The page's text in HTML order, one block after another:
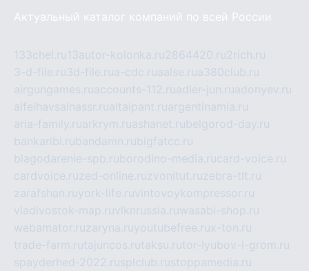
Актуальный каталог компаний по всей России
133chel.ru13autor-kolonka.ru2864420.ru2rich.ru
3-d-file.ru3d-file.rua-cdc.ruaalse.rua380club.ru
airgungames.ruaccounts-112.ruadler-jun.ruadonyev.ru
alfeihavsalnassr.rualtaipant.ruargentinamia.ru
aria-family.ruarkrym.ruashanet.rubelgorod-day.ru
bankaribi.rubandamn.rubigfatcc.ru
blagodarenie-spb.ruborodino-media.rucard-voice.ru
cardvoice.ruzed-online.ruzvonitut.ruzebra-tlt.ru
zarafshan.ruyork-life.ruvintovoykompressor.ru
vladivostok-map.ruvlknrussia.ruwasabi-shop.ru
webamator.ruzaryna.ruyoutubefree.rux-ton.ru
trade-farm.rutajuncos.rutaksu.rutor-lyubov-i-grom.ru
spayderhed-2022.rusplclub.rustoppamedia.ru